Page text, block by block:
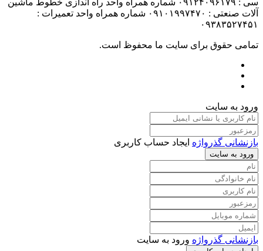
سی : ۰۹۱۲۴۰۹۶۱۷۹ شماره همراه واحد راه اندازی خطوط ماشین
آلات صنعتی : ۰۹۱۰۱۹۹۷۴۷۰ شماره همراه واحد تعمیرات :
۰۹۳۸۳۵۲۷۴۵۱
تمامی حقوق برای سایت ما محفوظ است.
ورود به سایت
بازنشانی گذرواژه ایجاد حساب کاربری
ورود به سایت
بازنشانی گذرواژه ورود به سایت